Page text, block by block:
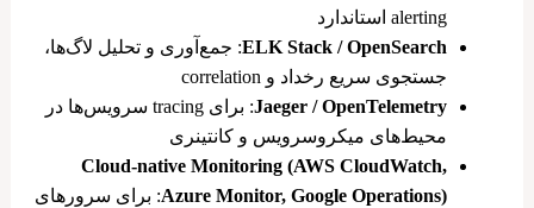
alerting استاندارد
ELK Stack / OpenSearch: جمع‌آوری و تحلیل لاگ‌ها،
جستجوی سریع رخداد و correlation
Jaeger / OpenTelemetry
: برای tracing سرویس‌ها در
محیط‌های میکروسرویس و کانتینری
Cloud-native Monitoring (AWS CloudWatch,
Azure Monitor, Google Operations): برای سرورهای